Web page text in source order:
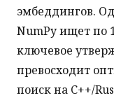
эмбеддингов.
NumPy ищет по
ключевое
превосходит
поиск на C++/